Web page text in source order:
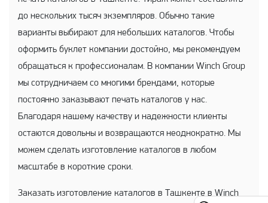
до нескольких тысяч экземпляров. Обычно такие
варианты выбирают для небольших каталогов. Чтобы
оформить буклет компании достойно, мы рекомендуем
обращаться к профессионалам. В компании Winch Group
мы сотрудничаем со многими брендами, которые
постоянно заказывают печать каталогов у нас.
Благодаря нашему качеству и надежности клиенты
остаются довольны и возвращаются неоднократно. Мы
можем сделать изготовление каталогов в любом
масштабе в короткие сроки.
Заказать изготовление каталогов в Ташкенте в Winch